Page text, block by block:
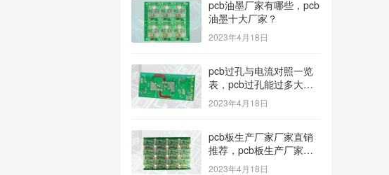
pcb油墨厂家有哪些，pcb
油墨十大厂家？
2023年4月18日
pcb过孔与电流对照一览
表，pcb过孔能过多大电
流？
2023年4月18日
pcb板生产厂家厂家直销
推荐，pcb板生产厂家多
种型号可选？
2023年4月18日